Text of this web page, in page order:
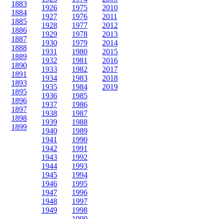
1883
1884
1885
1886
1887
1888
1889
1890
1891
1893
1895
1896
1897
1898
1899
1926
1927
1928
1929
1930
1931
1932
1933
1934
1935
1936
1937
1938
1939
1940
1941
1942
1943
1944
1945
1946
1947
1948
1949
1975
1976
1977
1978
1979
1980
1981
1982
1983
1984
1985
1986
1987
1988
1989
1990
1991
1992
1993
1994
1995
1996
1997
1998
2010
2011
2012
2013
2014
2015
2016
2017
2018
2019